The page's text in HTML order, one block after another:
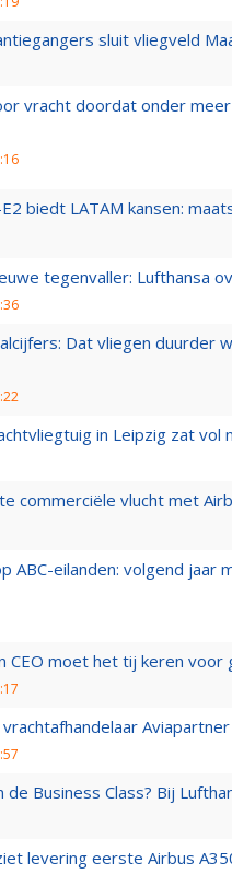
sluit vliegveld
vracht doordat onder
biedt LATAM kansen:
tegenvaller: Lufthansa
Dat vliegen duurder
in Leipzig zat vol
commerciële vlucht met
ABC-eilanden: volgend jaar
CEO moet het tij keren voor
vrachtafhandelaar
de Business Class? Bij
levering eerste Airbus